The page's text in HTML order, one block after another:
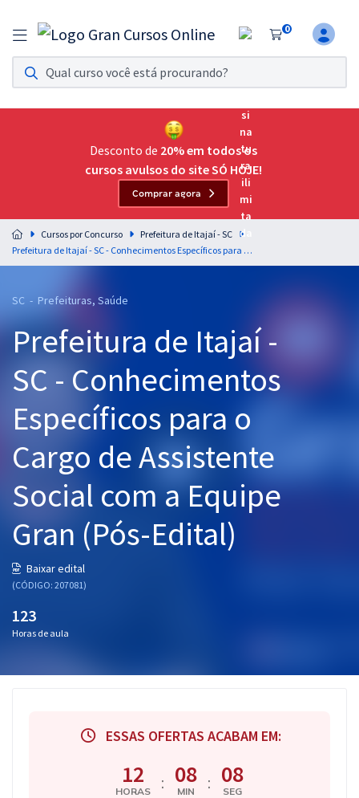
0
Assinatura Ilimitada 11
Acesso a todos os cursos. Teste grátis por 7 dias!
Assinatura OAB Até Passar
Acesso ilimitado a toda preparação para o Exame da
Residências Multiprofissionais
Preparação completa e intensiva para as principais
residências em saúde do Brasil
Cursos 20% OFF
Pós
Graduação
OAB
Mentorias
Questões grátis
Blog
Aprovados
Desconto de 20% em todos os
cursos avulsos do site SÓ HOJE!
Comprar agora
Cursos por Concurso
Prefeitura de Itajaí - SC
Prefeitura de Itajaí - SC - Conhecimentos Específicos para o Cargo de Assistente Social com a Equipe Gran (Pós-Edital)
SC - Prefeituras, Saúde
Prefeitura de Itajaí -
SC - Conhecimentos
Específicos para o
Cargo de Assistente
Social com a Equipe
Gran (Pós-Edital)
Baixar edital
(CÓDIGO: 207081)
123
Horas de aula
ESSAS OFERTAS ACABAM EM:
12
HORAS : 08
MIN : 07
SEG